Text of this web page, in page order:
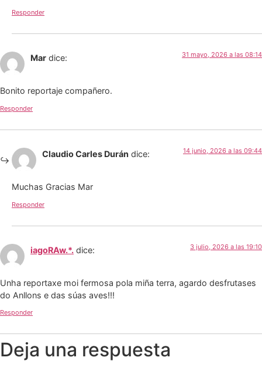
Responder
Mar dice: 31 mayo, 2026 a las 08:14
Bonito reportaje compañero.
Responder
Claudio Carles Durán dice: 14 junio, 2026 a las 09:44
Muchas Gracias Mar
Responder
iagoRAw.*. dice: 3 julio, 2026 a las 19:10
Unha reportaxe moi fermosa pola miña terra, agardo desfrutases
do Anllons e das súas aves!!!
Responder
Deja una respuesta